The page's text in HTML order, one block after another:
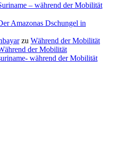
– während der Mobilität
Amazonas Dschungel in
zu Während der Mobilität
der Mobilität
während der Mobilität